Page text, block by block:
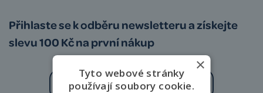
Přihlaste se k odběru newsletteru a získejte
slevu 100 Kč na první nákup
×
Tyto webové stránky
používají soubory cookie.